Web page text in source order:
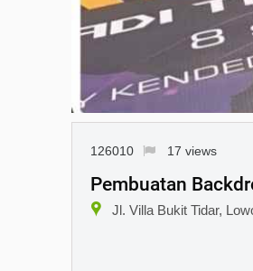
126010 17 views
Pembuatan
Jl. Villa Bukit Tidar,